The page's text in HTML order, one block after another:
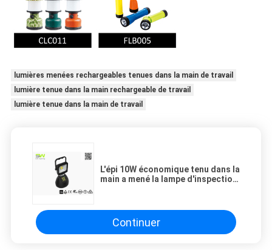
lumières menées rechargeables tenues dans la main de travail
lumière tenue dans la main rechargeable de travail
lumière tenue dans la main de travail
L'épi 10W économique tenu dans la
main a mené la lampe d'inspection
Continuer